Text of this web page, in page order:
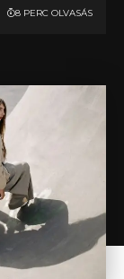
8 PERC OLVASÁS